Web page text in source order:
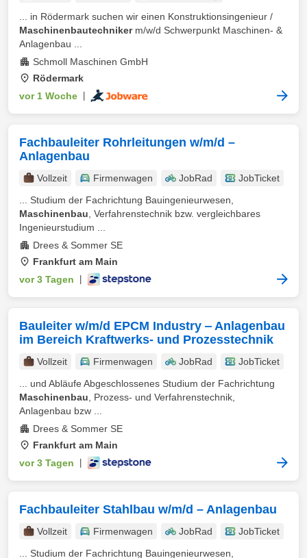
... in Rödermark suchen wir einen Konstruktionsingenieur /
Maschinenbautechnikerm/w/d Schwerpunkt Maschinen- &
Anlagenbau ...
Schmoll Maschinen GmbH
Rödermark
vor 1 Woche
Fachbauleiter Rohrleitungen w/m/d –
Anlagenbau
Vollzeit Firmenwagen JobRad
JobTicket
... Studium der Fachrichtung Bauingenieurwesen,
Maschinenbau , Verfahrenstechnik bzw. vergleichbares
Ingenieurstudium ...
Drees & Sommer SE
Frankfurt am Main
vor 3 Tagen
Bauleiter w/m/d EPCM Industry ‒ Anlagenbau
im Bereich Kraftwerks- und Prozesstechnik
Vollzeit Firmenwagen JobRad
JobTicket
... und Abläufe Abgeschlossenes Studium der Fachrichtung
Maschinenbau , Prozess- und Verfahrenstechnik,
Anlagenbau bzw ...
Drees & Sommer SE
Frankfurt am Main
vor 3 Tagen
Fachbauleiter Stahlbau w/m/d – Anlagenbau
Vollzeit Firmenwagen JobRad
JobTicket
... Studium der Fachrichtung Bauingenieurwesen,